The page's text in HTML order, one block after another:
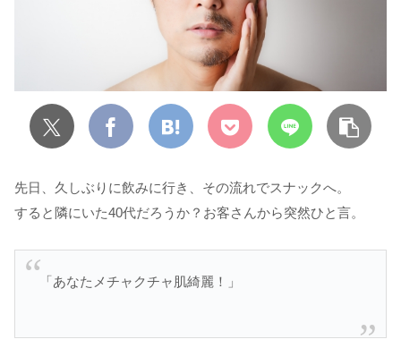
先日、久しぶりに飲みに行き、その流れでスナックへ。
すると隣にいた40代だろうか？お客さんから突然ひと言。
「あなたメチャクチャ肌綺麗！」